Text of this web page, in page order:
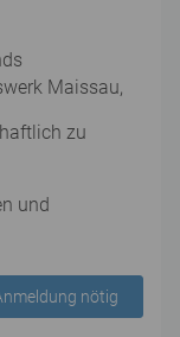
Maissau,
zu
und
nötig